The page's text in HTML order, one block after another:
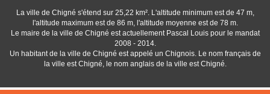
La ville de Chigné s'étend sur 25,22 km². L'altitude minimum est de 47 m,
l'altitude maximum est de 86 m, l'altitude moyenne est de 78 m.
Le maire de la ville de Chigné est actuellement Pascal Louis pour le mandat
2008 - 2014.
Un habitant de la ville de Chigné est appelé un Chignois. Le nom français de
la ville est Chigné, le nom anglais de la ville est Chigné.